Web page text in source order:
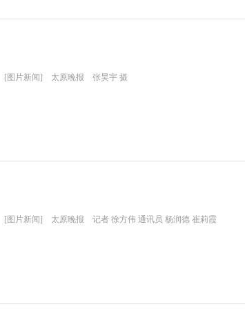
[图片新闻] 太原晚报 张昊宇 摄
[图片新闻] 太原晚报 记者 徐方伟 通讯员 杨润德 崔莉霞